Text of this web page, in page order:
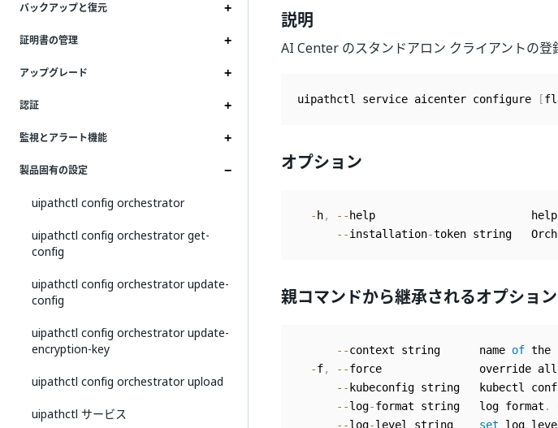
バックアップと復元
証明書の管理
アップグレード
認証
監視とアラート機能
製品固有の設定
uipathctl config orchestrator
uipathctl config orchestrator get-
config
uipathctl config orchestrator update-
config
uipathctl config orchestrator update-
encryption-key
uipathctl config orchestrator upload
uipathctl サービス
説明
AI Center のスタンドアロン クライアントの登
uipathctl service aicenter configure [
オプション
- h, -- help                        help
--installation-
親コマンドから継承されるオプション
--context string      name of the
-f, --force               override all
-- kubeconfig string   kubectl
--log-format string   log format .
--log-level string set log